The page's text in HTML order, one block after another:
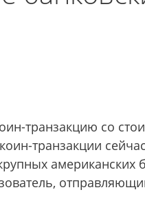
транзакцию со
транзакции
американских